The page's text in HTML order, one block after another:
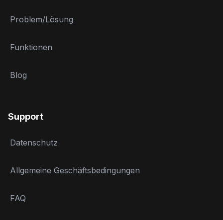
Problem/Lösung
Funktionen
Blog
Support
Datenschutz
Allgemeine Geschäftsbedingungen
FAQ